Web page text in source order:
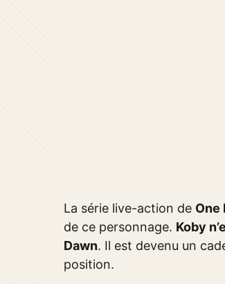
La série live-action de One
de ce personnage. Koby
Dawn. Il est devenu un
position.